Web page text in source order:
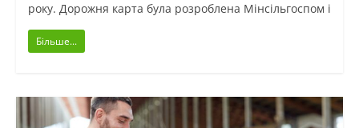
року. Дорожня карта була розроблена Мінсільгоспом і
Більше...